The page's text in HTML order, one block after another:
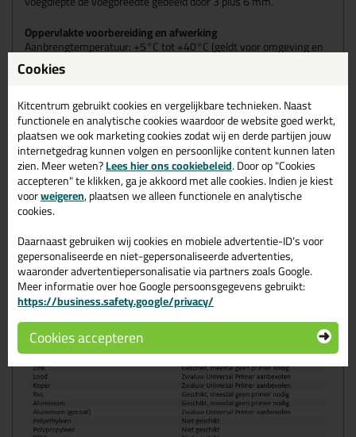
Oppervlakte voorbereiding en afwerking
Aanbrengtemperatuur: +5°C tot +40°C (geldt voor omgeving en
ondergronden). Ondergronden dienen schoon, droog, vet- en
stofvrij en draagkrachtig te zijn. Ondergronden goed ontvetten
perfect op de meeste niet-poreuze ondergronden. Poreuze
ondergronden voorbehandelen met deUniversal Primer.
Ondergronden vooraf altijd testen op hechting. Glad afwerkbaar
metZwaluw Finisher.
Primertabel Silicone NO
Cookies
Kitcentrum gebruikt cookies en vergelijkbare technieken. Naast
functionele en analytische cookies waardoor de website goed werkt,
plaatsen we ook marketing cookies zodat wij en derde partijen jouw
internetgedrag kunnen volgen en persoonlijke content kunnen laten
zien. Meer weten?Lees hier ons cookiebeleid. Door op "Cookies
accepteren" te klikken, ga je akkoord met alle cookies. Indien je kiest
voorweigeren, plaatsen we alleen functionele en analytische
cookies.
Daarnaast gebruiken wij cookies en mobiele advertentie-ID’s voor
gepersonaliseerde en niet-gepersonaliseerde advertenties,
waaronder advertentiepersonalisatie via partners zoals Google.
Meer informatie over hoe Google persoonsgegevens gebruikt:
https://business.safety.google/privacy/
Cookies accepteren